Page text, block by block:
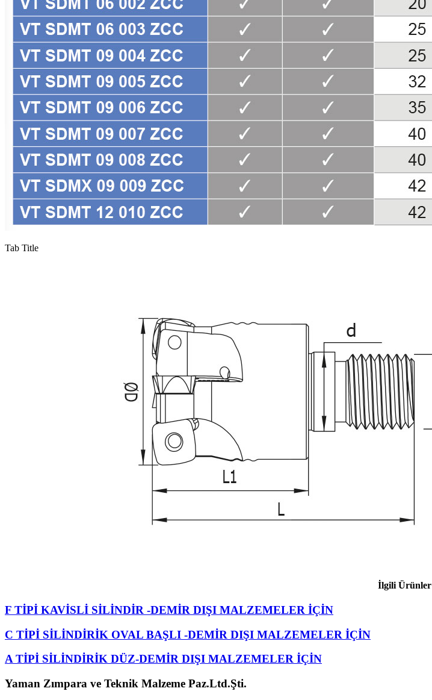
Tab Title
İlgili Ürünler
F TİPİ KAVİSLİ SİLİNDİR -DEMİR DIŞI MALZEMELER İÇİN
C TİPİ SİLİNDİRİK OVAL BAŞLI -DEMİR DIŞI MALZEMELER İÇİN
A TİPİ SİLİNDİRİK DÜZ-DEMİR DIŞI MALZEMELER İÇİN
Yaman Zımpara ve Teknik Malzeme Paz.Ltd.Şti.